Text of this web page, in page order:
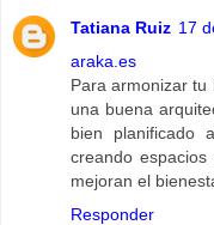
Tatiana Ruiz 17
araka.es
Para armonizar
una buena
bien planificado
creando
mejoran el
Responder